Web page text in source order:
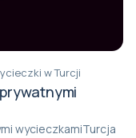
w Turcji
wycieczkamiTurcja